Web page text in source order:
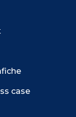
case